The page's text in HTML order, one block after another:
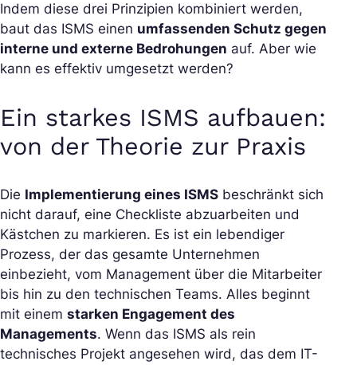
Indem diese drei Prinzipien kombiniert werden,
baut das ISMS einen umfassenden Schutz gegen
interne und externe Bedrohungen auf. Aber wie
kann es effektiv umgesetzt werden?
Ein starkes ISMS aufbauen:
von der Theorie zur Praxis
Die Implementierung eines ISMS beschränkt sich
nicht darauf, eine Checkliste abzuarbeiten und
Kästchen zu markieren. Es ist ein lebendiger
Prozess, der das gesamte Unternehmen
einbezieht, vom Management über die Mitarbeiter
bis hin zu den technischen Teams. Alles beginnt
mit einem starken Engagement des
Managements. Wenn das ISMS als rein
technisches Projekt angesehen wird, das dem IT-